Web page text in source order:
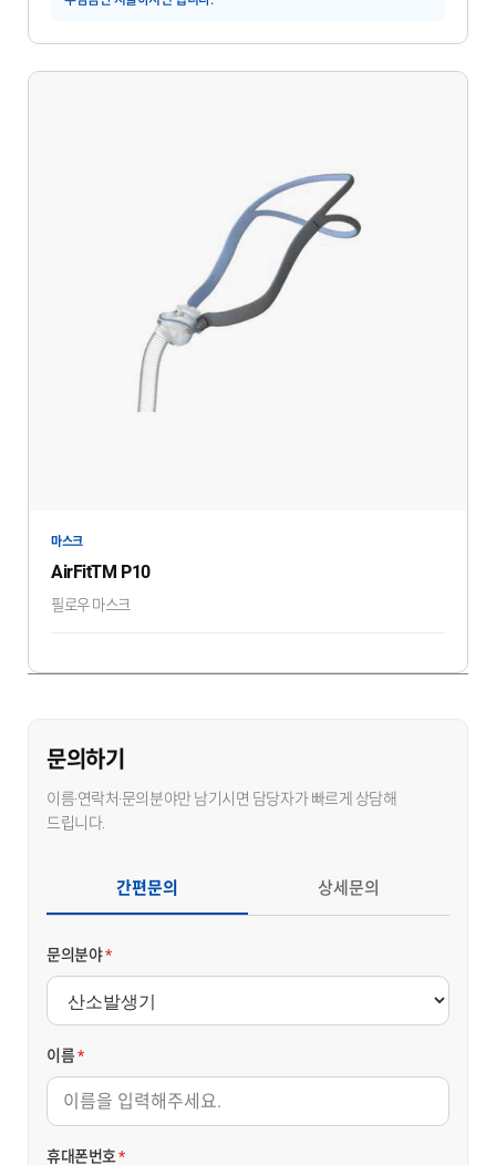
마스크
AirFitTM P10
필로우 마스크
문의하기
이름·연락처·문의분야만 남기시면 담당자가 빠르게 상담해
드립니다.
간편문의 상세문의
문의분야*
이름*
휴대폰번호*